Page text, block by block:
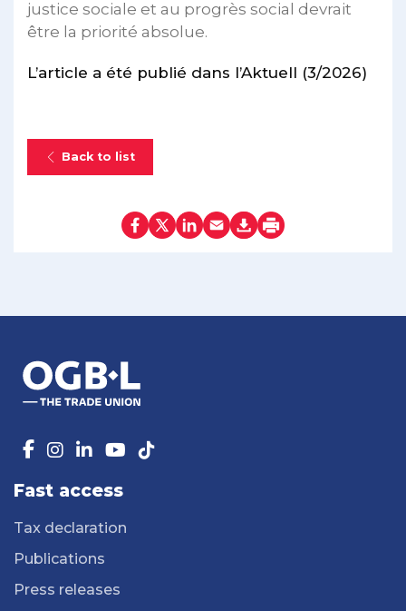
justice sociale et au progrès social devrait
être la priorité absolue.
L’article a été publié dans l’Aktuell (3/2026)
Back to list
Fast access
Tax declaration
Publications
Press releases